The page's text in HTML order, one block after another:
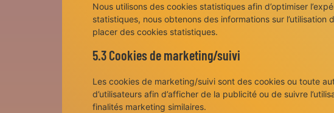
Nous utilisons des cookies statistiques afin d’optimiser
statistiques, nous obtenons des informations sur
placer des cookies statistiques.
5.3 Cookies de marketing/suivi
Les cookies de marketing/suivi sont des cookies ou toute
d’utilisateurs afin d’afficher de la publicité ou de suivre
finalités marketing similaires.